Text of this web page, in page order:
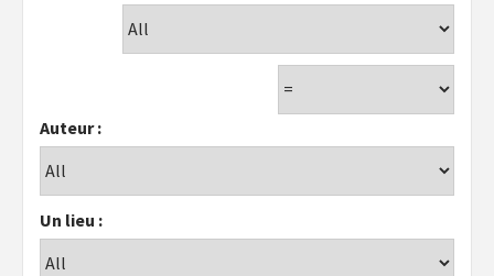
Auteur :
Un lieu :